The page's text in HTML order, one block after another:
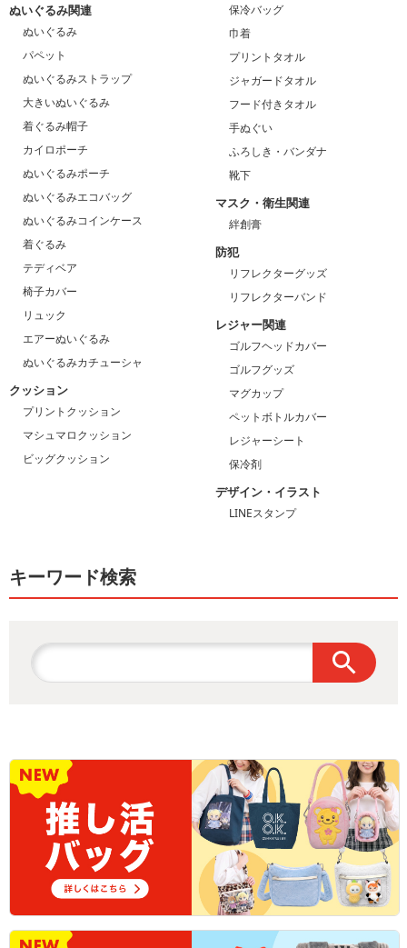
ぬいぐるみ関連
ぬいぐるみ
パペット
ぬいぐるみストラップ
大きいぬいぐるみ
着ぐるみ帽子
カイロポーチ
ぬいぐるみポーチ
ぬいぐるみエコバッグ
ぬいぐるみコインケース
着ぐるみ
テディベア
椅子カバー
リュック
エアーぬいぐるみ
ぬいぐるみカチューシャ
クッション
プリントクッション
マシュマロクッション
ビッグクッション
保冷バッグ
巾着
プリントタオル
ジャガードタオル
フード付きタオル
手ぬぐい
ふろしき・バンダナ
靴下
マスク・衛生関連
絆創膏
防犯
リフレクターグッズ
リフレクターバンド
レジャー関連
ゴルフヘッドカバー
ゴルフグッズ
マグカップ
ペットボトルカバー
レジャーシート
保冷剤
デザイン・イラスト
LINEスタンプ
キーワード検索